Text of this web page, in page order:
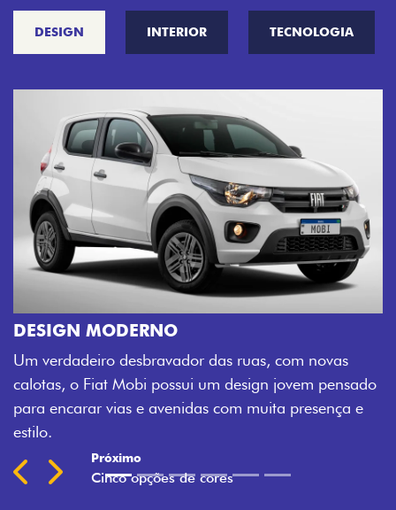
DESIGN INTERIOR TECNOLOGIA
pensado
e
CINCO OPÇÕES DE CORES
O Fiat Mobi tem sempre uma opção de cor
sua cara. Escolha entre o Preto Vulcano,
Montecarlo, Branco Banchisa, Prata Bari e
Silverstone.